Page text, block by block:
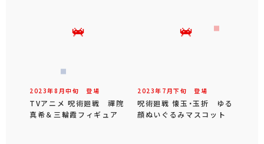
2023年8 月中旬 登場
TVアニメ 呪術廻戦 禪院
真希＆三輪霞フィギュア
2023年 7 月下旬 登場
呪術廻戦 懐玉・玉折 ゆる
顔ぬいぐるみマスコット